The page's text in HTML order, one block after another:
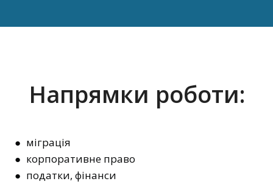
Напрямки роботи:
● міграція
● корпоративне право
● податки, фінанси